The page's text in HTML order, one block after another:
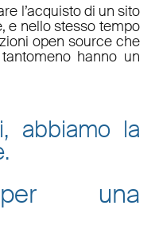
l’acquisto di un sito
e nello stesso tempo
open source che
hanno un
abbiamo la
una